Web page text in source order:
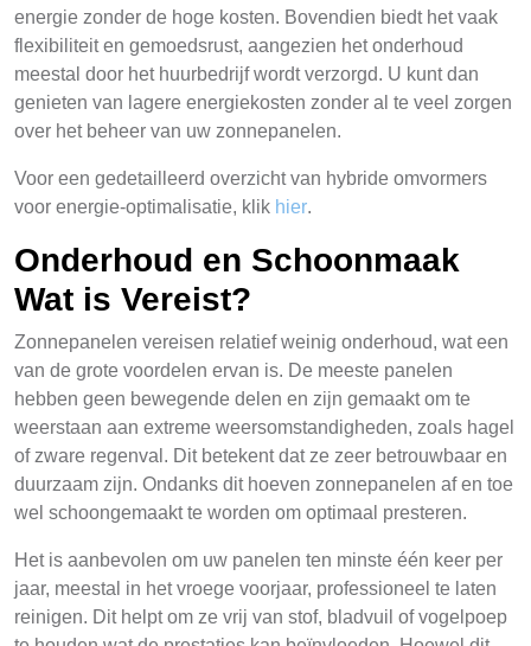
energie zonder de hoge kosten. Bovendien biedt het vaak
flexibiliteit en gemoedsrust, aangezien het onderhoud
meestal door het huurbedrijf wordt verzorgd. U kunt dan
genieten van lagere energiekosten zonder al te veel zorgen
over het beheer van uw zonnepanelen.
Voor een gedetailleerd overzicht van hybride omvormers
voor energie-optimalisatie, klik hier.
Onderhoud en Schoonmaak
Wat is Vereist?
Zonnepanelen vereisen relatief weinig onderhoud, wat een
van de grote voordelen ervan is. De meeste panelen
hebben geen bewegende delen en zijn gemaakt om te
weerstaan aan extreme weersomstandigheden, zoals hagel
of zware regenval. Dit betekent dat ze zeer betrouwbaar en
duurzaam zijn. Ondanks dit hoeven zonnepanelen af en toe
wel schoongemaakt te worden om optimaal presteren.
Het is aanbevolen om uw panelen ten minste één keer per
jaar, meestal in het vroege voorjaar, professioneel te laten
reinigen. Dit helpt om ze vrij van stof, bladvuil of vogelpoep